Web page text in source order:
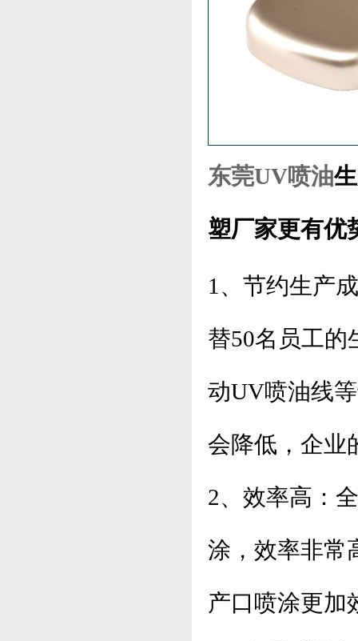
东莞UV喷油
塑厂家更有优
1、节约生产
替50名员工的
动UV喷油线
会降低，企业
2、效率高：
涂，效率非常
产口喷涂更加